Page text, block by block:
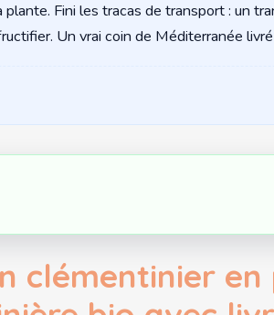
Fini les tracas de transport : un
Un vrai coin de Méditerranée
clémentinier